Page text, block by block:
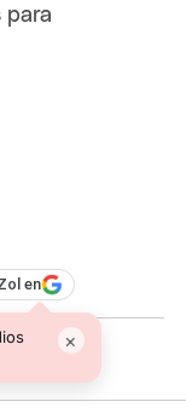
para
en
×